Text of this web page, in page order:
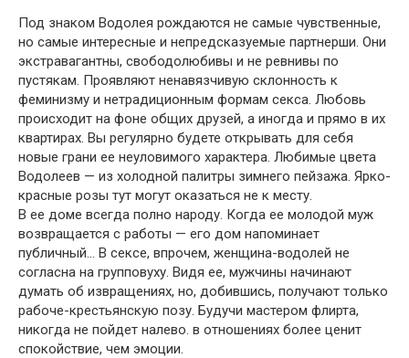
Под знаком Водолея рождаются не самые чувственные,
но самые интересные и непредсказуемые партнерши. Они
экстравагантны, свободолюбивы и не ревнивы по
пустякам. Проявляют ненавязчивую склонность к
феминизму и нетрадиционным формам секса. Любовь
происходит на фоне общих друзей, а иногда и прямо в их
квартирах. Вы регулярно будете открывать для себя
новые грани ее неуловимого характера. Любимые цвета
Водолеев — из холодной палитры зимнего пейзажа. Ярко-
красные розы тут могут оказаться не к месту.
В ее доме всегда полно народу. Когда ее молодой муж
возвращается с работы — его дом напоминает
публичный… В сексе, впрочем, женщина-водолей не
согласна на групповуху. Видя ее, мужчины начинают
думать об извращениях, но, добившись, получают только
рабоче-крестьянскую позу. Будучи мастером флирта,
никогда не пойдет налево. в отношениях более ценит
спокойствие, чем эмоции.